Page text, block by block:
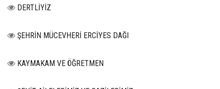
DERTLİYİZ
ŞEHRİN MÜCEVHERİ ERCİYES DAĞI
KAYMAKAM VE ÖĞRETMEN